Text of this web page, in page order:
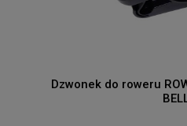
Dzwonek do roweru